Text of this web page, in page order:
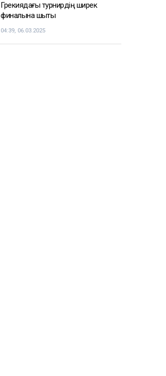
Грекиядағы турнирдің ширек
финалына шықты
04:39, 06.03.2025